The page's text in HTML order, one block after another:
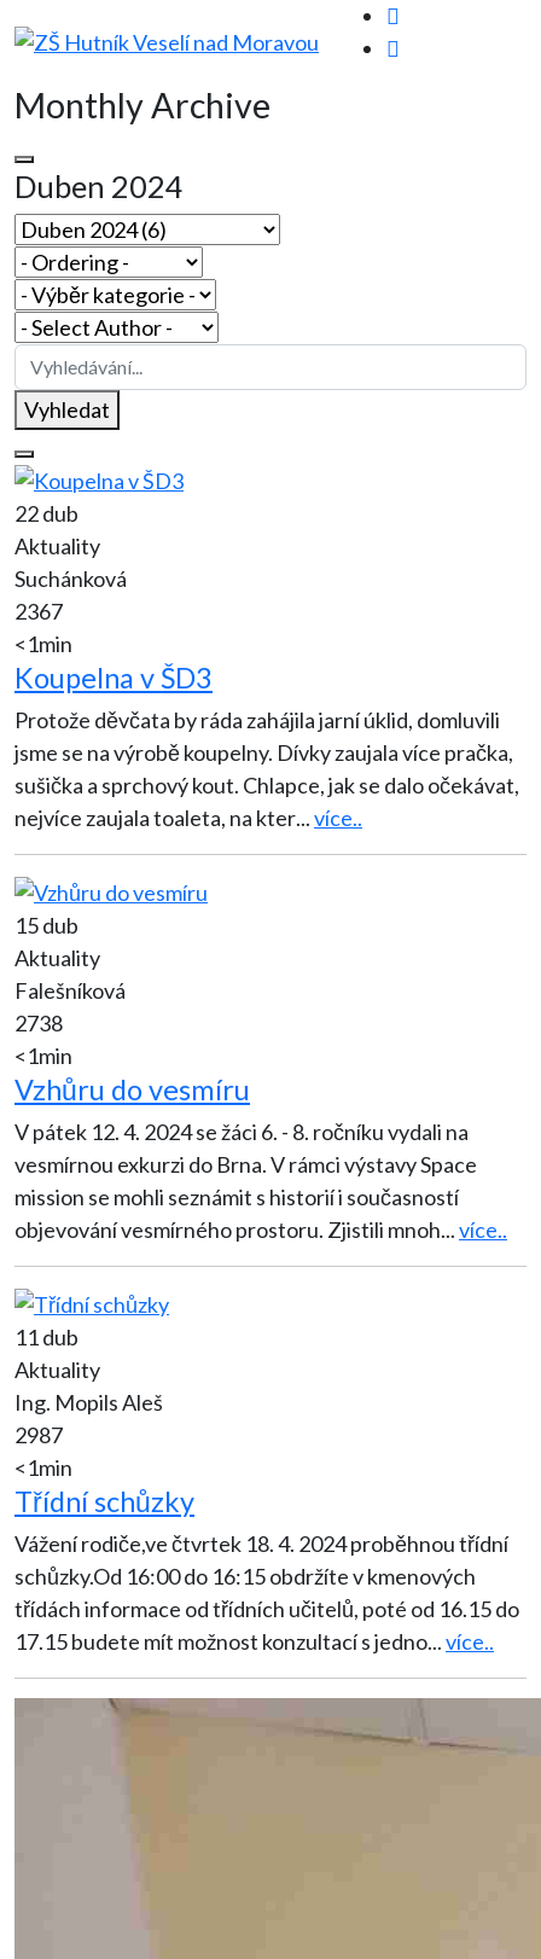
Monthly Archive
Duben 2024
Vyhledat
22 dub
Aktuality
Suchánková
2367
<1min
Koupelna v ŠD3
Protože děvčata by ráda zahájila jarní úklid, domluvili
jsme se na výrobě koupelny. Dívky zaujala více pračka,
sušička a sprchový kout. Chlapce, jak se dalo očekávat,
nejvíce zaujala toaleta, na kter...více..
15 dub
Aktuality
Falešníková
2738
<1min
Vzhůru do vesmíru
V pátek 12. 4. 2024 se žáci 6. - 8. ročníku vydali na
vesmírnou exkurzi do Brna. V rámci výstavy Space
mission se mohli seznámit s historií i současností
objevování vesmírného prostoru. Zjistili mnoh...více..
11 dub
Aktuality
Ing. Mopils Aleš
2987
<1min
Třídní schůzky
Vážení rodiče,ve čtvrtek 18. 4. 2024 proběhnou třídní
schůzky.Od 16:00 do 16:15 obdržíte v kmenových
třídách informace od třídních učitelů, poté od 16.15 do
17.15 budete mít možnost konzultací s jedno...více..